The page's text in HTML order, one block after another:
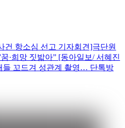
건 항소심 선고 기자회견]극단원
·희망 짓밟아” [동아일보/ 서혜진
들 꼬드겨 성관계 촬영… 단톡방